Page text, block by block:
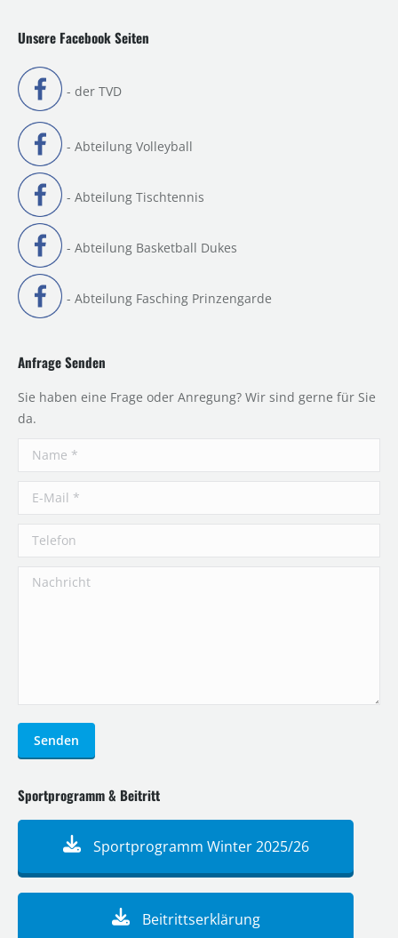
Unsere Facebook Seiten
- der TVD
- Abteilung Volleyball
- Abteilung Tischtennis
- Abteilung Basketball Dukes
- Abteilung Fasching Prinzengarde
Anfrage Senden
Sie haben eine Frage oder Anregung? Wir sind gerne für Sie
da.
Name *
E-Mail *
Telefon
Nachricht
Senden
Sportprogramm & Beitritt
Sportprogramm Winter 2025/26
Beitrittserklärung